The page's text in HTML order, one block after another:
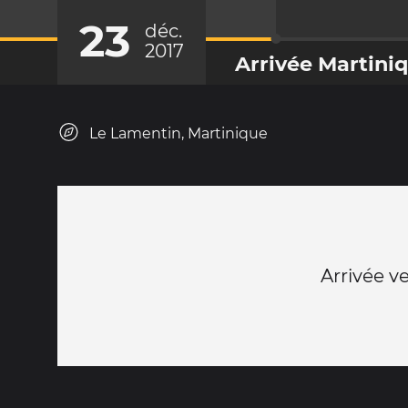
23
déc.
2017
Arrivée
Le Lamentin, Martinique
Arrivée